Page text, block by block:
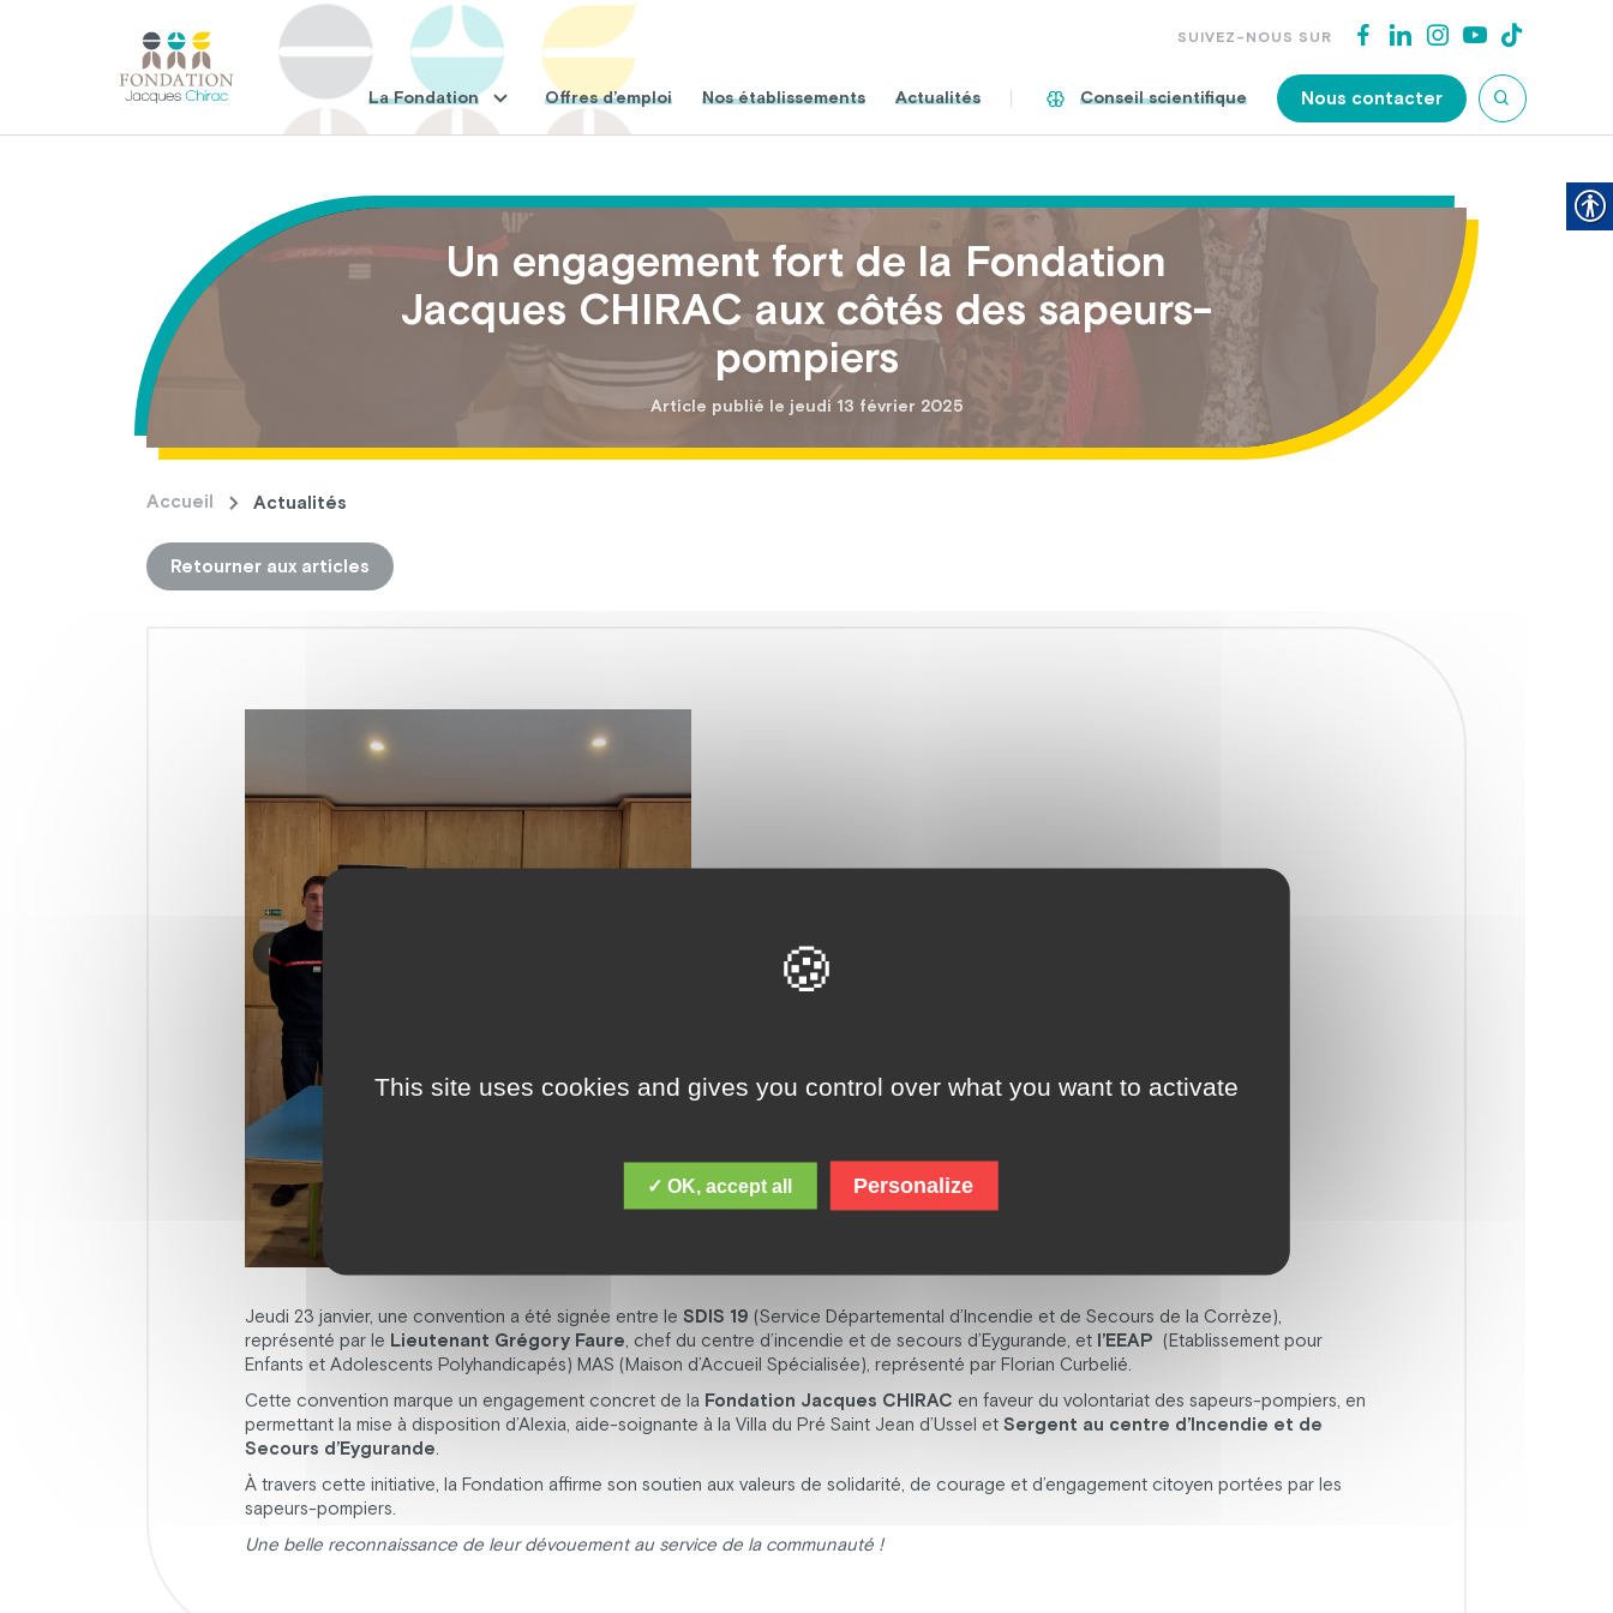
SUIVEZ-NOUS SUR
La Fondation Offres d’emploi Nos établissements Actualités Conseil scientifique Nous contacter
Un engagement fort de la Fondation
Jacques CHIRAC aux côtés des sapeurs-
pompiers
Article publié le jeudi 13 février 2025
Accueil Actualités
Retourner aux articles
Jeudi 23 janvier, une convention a été signée entre le SDIS 19 (Service Départemental d’Incendie et de Secours de la Corrèze),
représenté par le Lieutenant Grégory Faure , chef du centre d’incendie et de secours d’Eygurande, et l’EEAP (Etablissement pour
Enfants et Adolescents Polyhandicapés) MAS (Maison d’Accueil Spécialisée), représenté par Florian Curbelié.
Cette convention marque un engagement concret de la Fondation Jacques CHIRAC en faveur du volontariat des sapeurs-pompiers, en
permettant la mise à disposition d’Alexia, aide-soignante à la Villa du Pré Saint Jean d’Ussel et Sergent au centre d’Incendie et de
Secours d’Eygurande
À travers cette initiative, la Fondation affirme son soutien aux valeurs de solidarité, de courage et d’engagement citoyen portées par les
sapeurs-pompiers.
Une belle reconnaissance de leur dévouement au service de la communauté !
This site uses cookies and gives you control over what you want to activate
✓ OK, accept all Personalize